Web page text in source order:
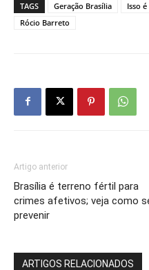
TAGS Geração Brasília Isso
Rócio Barreto
Artigo anterior
Brasília é terreno fértil para
crimes afetivos; veja como
prevenir
ARTIGOS RELACIONADOS